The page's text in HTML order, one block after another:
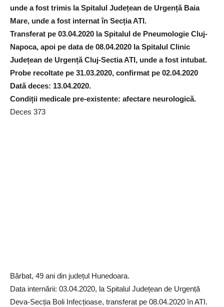
unde a fost trimis la Spitalul Județean de Urgență Baia
Mare, unde a fost internat în Secția ATI.
Transferat pe 03.04.2020 la Spitalul de Pneumologie Cluj-
Napoca, apoi pe data de 08.04.2020 la Spitalul Clinic
Județean de Urgență Cluj-Sectia ATI, unde a fost intubat.
Probe recoltate pe 31.03.2020, confirmat pe 02.04.2020
Dată deces: 13.04.2020.
Condiții medicale pre-existente: afectare neurologică.
Deces 373
Bărbat, 49 ani din județul Hunedoara.
Data internării: 03.04.2020, la Spitalul Județean de Urgență
Deva-Secția Boli Infecțioase, transferat pe 08.04.2020 în ATI.